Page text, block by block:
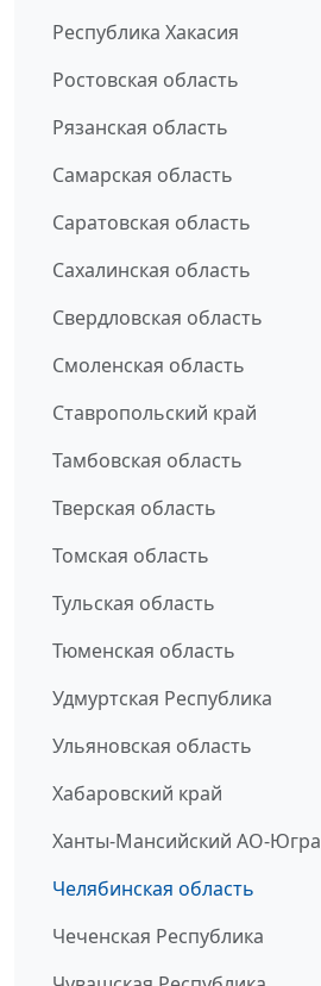
Республика Хакасия
Ростовская область
Рязанская область
Самарская область
Саратовская область
Сахалинская область
Свердловская область
Смоленская область
Ставропольский край
Тамбовская область
Тверская область
Томская область
Тульская область
Тюменская область
Удмуртская Республика
Ульяновская область
Хабаровский край
Ханты-Мансийский АО-Югра
Челябинская область
Чеченская Республика